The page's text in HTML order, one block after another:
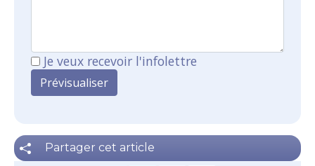
Je veux recevoir l'infolettre
Partager cet article